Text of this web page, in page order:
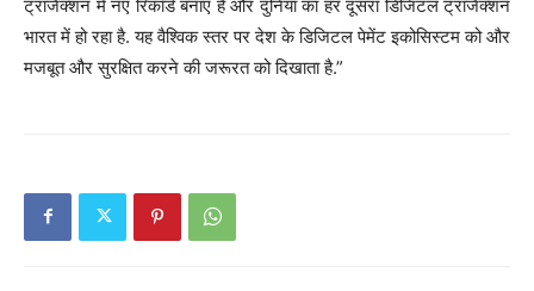
ट्रांजैक्शन में नए रिकॉर्ड बनाए हैं और दुनिया का हर दूसरा डिजिटल ट्रांजैक्शन
भारत में हो रहा है. यह वैश्विक स्तर पर देश के डिजिटल पेमेंट इकोसिस्टम को और
मजबूत और सुरक्षित करने की जरूरत को दिखाता है.”